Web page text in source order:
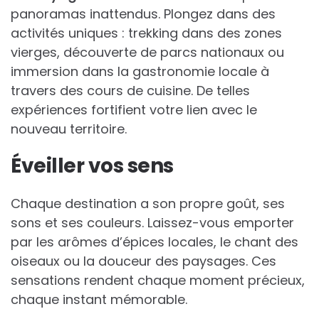
panoramas inattendus. Plongez dans des
activités uniques : trekking dans des zones
vierges, découverte de parcs nationaux ou
immersion dans la gastronomie locale à
travers des cours de cuisine. De telles
expériences fortifient votre lien avec le
nouveau territoire.
Éveiller vos sens
Chaque destination a son propre goût, ses
sons et ses couleurs. Laissez-vous emporter
par les arômes d’épices locales, le chant des
oiseaux ou la douceur des paysages. Ces
sensations rendent chaque moment précieux,
chaque instant mémorable.